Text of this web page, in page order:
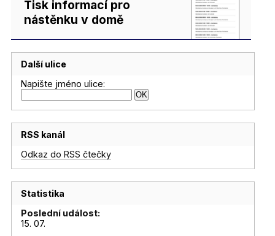
Tisk informací pro
nástěnku v domě
Další ulice
Napište jméno ulice:
RSS kanál
Odkaz do RSS čtečky
Statistika
Poslední událost:
15. 07.